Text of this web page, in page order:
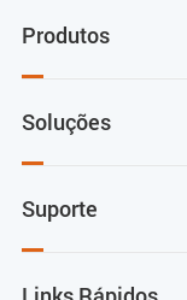
Produtos
Soluções
Suporte